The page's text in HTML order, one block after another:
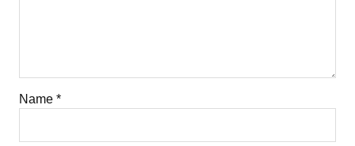
Name *